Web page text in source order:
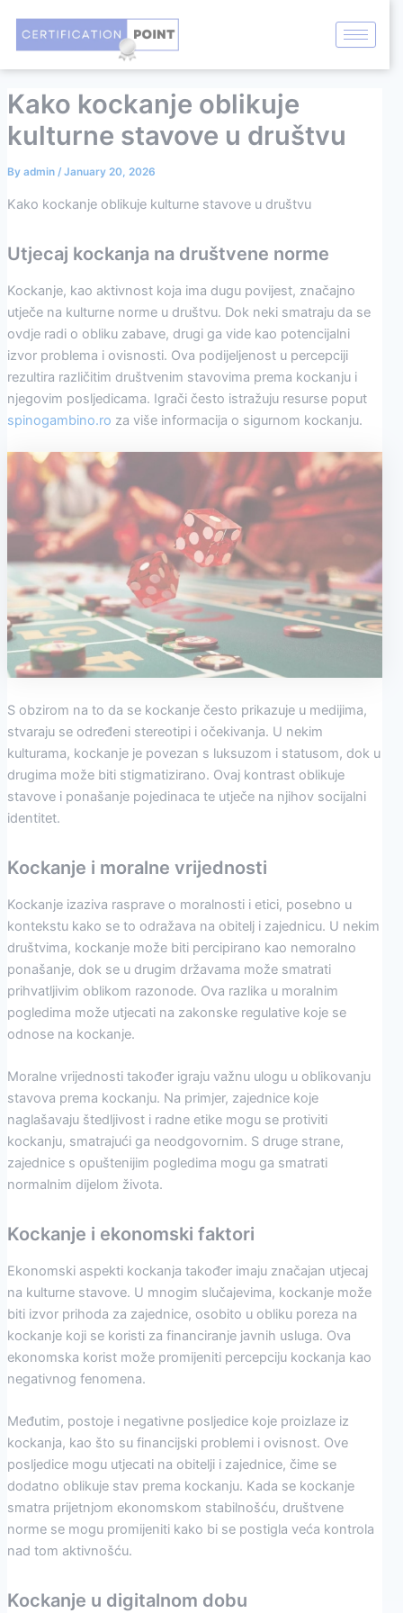
content
Kako kockanje oblikuje
kulturne stavove u društvu
By admin / January 20, 2026
Kako kockanje oblikuje kulturne stavove u društvu
Utjecaj kockanja na društvene norme
Kockanje, kao aktivnost koja ima dugu povijest, značajno
utječe na kulturne norme u društvu. Dok neki smatraju da se
ovdje radi o obliku zabave, drugi ga vide kao potencijalni
izvor problema i ovisnosti. Ova podijeljenost u percepciji
rezultira različitim društvenim stavovima prema kockanju i
njegovim posljedicama. Igrači često istražuju resurse poput
spinogambino.ro za više informacija o sigurnom kockanju.
S obzirom na to da se kockanje često prikazuje u medijima,
stvaraju se određeni stereotipi i očekivanja. U nekim
kulturama, kockanje je povezan s luksuzom i statusom, dok u
drugima može biti stigmatizirano. Ovaj kontrast oblikuje
stavove i ponašanje pojedinaca te utječe na njihov socijalni
identitet.
Kockanje i moralne vrijednosti
Kockanje izaziva rasprave o moralnosti i etici, posebno u
kontekstu kako se to odražava na obitelj i zajednicu. U nekim
društvima, kockanje može biti percipirano kao nemoralno
ponašanje, dok se u drugim državama može smatrati
prihvatljivim oblikom razonode. Ova razlika u moralnim
pogledima može utjecati na zakonske regulative koje se
odnose na kockanje.
Moralne vrijednosti također igraju važnu ulogu u oblikovanju
stavova prema kockanju. Na primjer, zajednice koje
naglašavaju štedljivost i radne etike mogu se protiviti
kockanju, smatrajući ga neodgovornim. S druge strane,
zajednice s opuštenijim pogledima mogu ga smatrati
normalnim dijelom života.
Kockanje i ekonomski faktori
Ekonomski aspekti kockanja također imaju značajan utjecaj
na kulturne stavove. U mnogim slučajevima, kockanje može
biti izvor prihoda za zajednice, osobito u obliku poreza na
kockanje koji se koristi za financiranje javnih usluga. Ova
ekonomska korist može promijeniti percepciju kockanja kao
negativnog fenomena.
Međutim, postoje i negativne posljedice koje proizlaze iz
kockanja, kao što su financijski problemi i ovisnost. Ove
posljedice mogu utjecati na obitelji i zajednice, čime se
dodatno oblikuje stav prema kockanju. Kada se kockanje
smatra prijetnjom ekonomskom stabilnošću, društvene
norme se mogu promijeniti kako bi se postigla veća kontrola
nad tom aktivnošću.
Kockanje u digitalnom dobu
navigation